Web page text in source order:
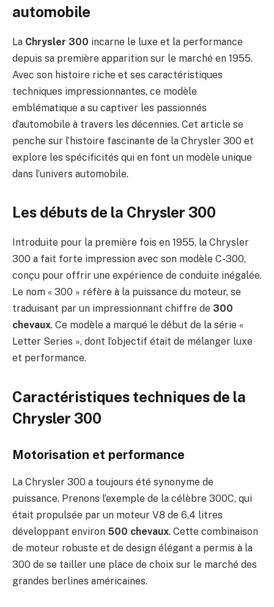
automobile
La Chrysler 300 incarne le luxe et la performance
depuis sa première apparition sur le marché en 1955.
Avec son histoire riche et ses caractéristiques
techniques impressionnantes, ce modèle
emblématique a su captiver les passionnés
d’automobile à travers les décennies. Cet article se
penche sur l’histoire fascinante de la Chrysler 300 et
explore les spécificités qui en font un modèle unique
dans l’univers automobile.
Les débuts de la Chrysler 300
Introduite pour la première fois en 1955, la Chrysler
300 a fait forte impression avec son modèle C-300,
conçu pour offrir une expérience de conduite inégalée.
Le nom « 300 » réfère à la puissance du moteur, se
traduisant par un impressionnant chiffre de 300
chevaux. Ce modèle a marqué le début de la série «
Letter Series », dont l’objectif était de mélanger luxe
et performance.
Caractéristiques techniques de la
Chrysler 300
Motorisation et performance
La Chrysler 300 a toujours été synonyme de
puissance. Prenons l’exemple de la célèbre 300C, qui
était propulsée par un moteur V8 de 6,4 litres
développant environ 500 chevaux. Cette combinaison
de moteur robuste et de design élégant a permis à la
300 de se tailler une place de choix sur le marché des
grandes berlines américaines.